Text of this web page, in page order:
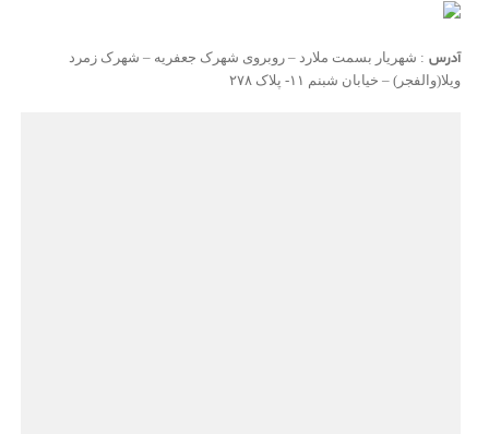
آدرس : شهریار بسمت ملارد – روبروی شهرک جعفریه – شهرک زمرد
ویلا(والفجر) – خیابان شبنم ۱۱- پلاک ۲۷۸